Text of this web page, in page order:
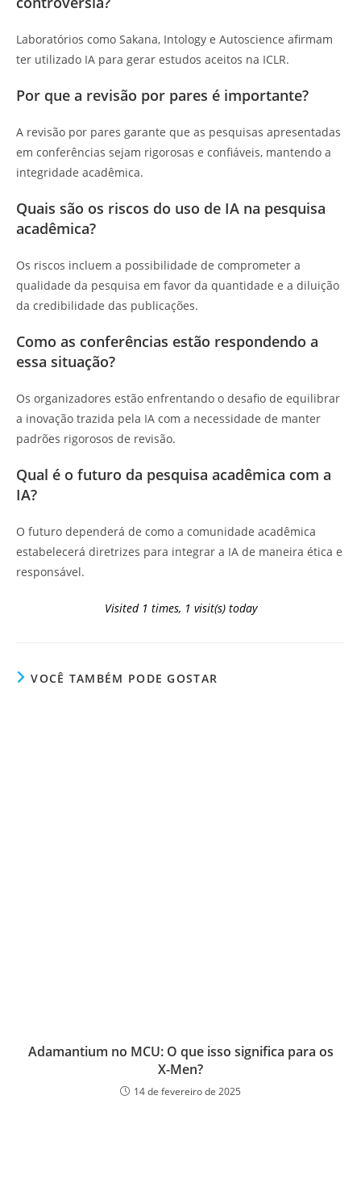
Laboratórios como Sakana, Intology e Autoscience afirmam
ter utilizado IA para gerar estudos aceitos na ICLR.
Por que a revisão por pares é importante?
A revisão por pares garante que as pesquisas apresentadas
em conferências sejam rigorosas e confiáveis, mantendo a
integridade acadêmica.
Quais são os riscos do uso de IA na pesquisa
acadêmica?
Os riscos incluem a possibilidade de comprometer a
qualidade da pesquisa em favor da quantidade e a diluição
da credibilidade das publicações.
Como as conferências estão respondendo a
essa situação?
Os organizadores estão enfrentando o desafio de equilibrar
a inovação trazida pela IA com a necessidade de manter
padrões rigorosos de revisão.
Qual é o futuro da pesquisa acadêmica com a
IA?
O futuro dependerá de como a comunidade acadêmica
estabelecerá diretrizes para integrar a IA de maneira ética e
responsável.
Visited 1 times, 1 visit(s) today
VOCÊ TAMBÉM PODE GOSTAR
Adamantium no MCU: O que isso significa para os
X-Men?
14 de fevereiro de 2025